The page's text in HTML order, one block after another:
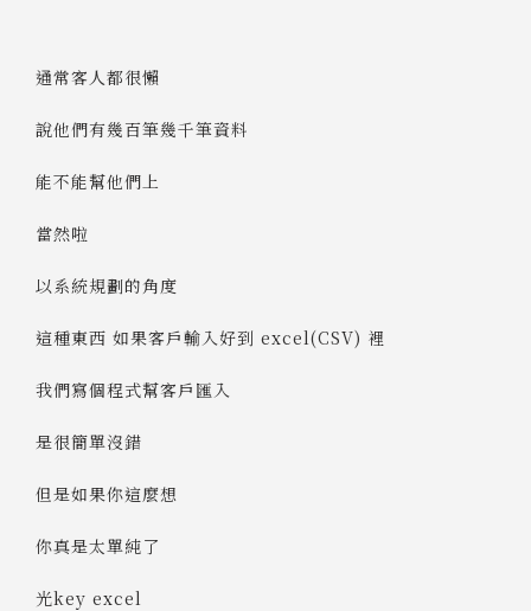
通常客人都很懶
說他們有幾百筆幾千筆資料
能不能幫他們上
當然啦
以系統規劃的角度
這種東西 如果客戶輸入好到 excel(CSV) 裡
我們寫個程式幫客戶匯入
是很簡單沒錯
但是如果你這麼想
你真是太單純了
光key excel